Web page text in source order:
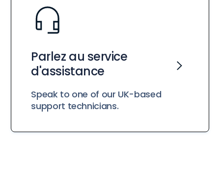
Parlez au service
d'assistance
Speak to one of our UK-based
support technicians.